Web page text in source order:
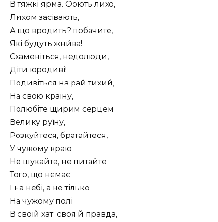
В тяжкі ярма. Орють лихо,
Лихом засівають,
А що вродить? побачите,
Які будуть жни́ва!
Схаменіться, недолюди,
Діти юродиві!
Подивіться на рай тихий,
На свою країну,
Полюбіте щирим серцем
Велику руїну,
Розкуйтеся, братайтеся,
У чужому краю
Не шукайте, не питайте
Того, що немає
І на небі, а не тілько
На чужому полі.
В своїй хаті своя й правда,